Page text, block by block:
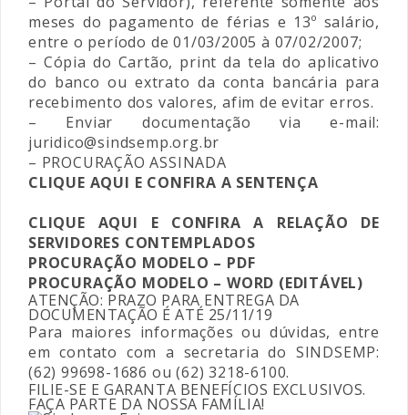
meses do pagamento de férias e 13º salário,
entre o período de 01/03/2005 à 07/02/2007;
– Cópia do Cartão, print da tela do aplicativo
do banco ou extrato da conta bancária para
recebimento dos valores, afim de evitar erros.
– Enviar documentação via e-mail:
juridico@sindsemp.org.br
– PROCURAÇÃO ASSINADA
CLIQUE AQUI E CONFIRA A SENTENÇA
CLIQUE AQUI E CONFIRA A RELAÇÃO DE
SERVIDORES CONTEMPLADOS
PROCURAÇÃO MODELO – PDF
PROCURAÇÃO MODELO – WORD (EDITÁVEL)
ATENÇÃO: PRAZO PARA ENTREGA DA
DOCUMENTAÇÃO É ATÉ 25/11/19
Para maiores informações ou dúvidas, entre
em contato com a secretaria do SINDSEMP:
(62) 99698-1686 ou (62) 3218-6100.
FILIE-SE E GARANTA BENEFÍCIOS EXCLUSIVOS.
FAÇA PARTE DA NOSSA FAMÍLIA!